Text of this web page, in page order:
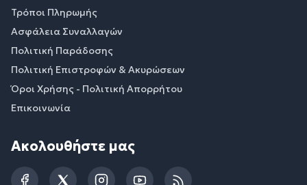
Τρόποι Πληρωμής
Ασφάλεια Συναλλαγών
Πολιτική Παράδοσης
Πολιτική Επιστροφών & Ακυρώσεων
Όροι Χρήσης - Πολιτική Απορρήτου
Επικοινωνία
Ακολουθήστε μας